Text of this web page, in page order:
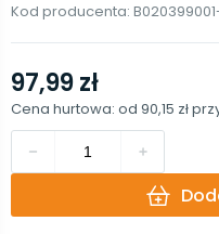
Kod producenta:
97,99 zł
Cena hurtowa: od 90,15 zł